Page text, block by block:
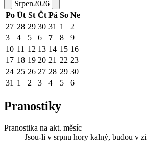
Srpen2026
Po Út St Čt Pá So Ne
27 28 29 30 31 1
2
3
4 5 6 7 8
9
10 11 12 13 14 15 16
17 18 19 20 21 22 23
24 25 26 27 28 29 30
31 1 2 3 4 5 6
Pranostiky
Pranostika na akt. měsíc
Jsou-li v srpnu hory kalný, budou v